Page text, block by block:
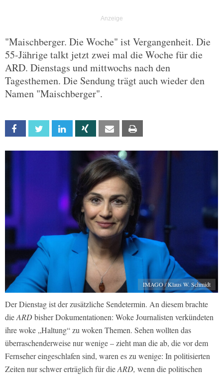
"Maischberger. Die Woche" ist Vergangenheit. Die
55-Jährige talkt jetzt zwei mal die Woche für die
ARD. Dienstags und mittwochs nach den
Tagesthemen. Die Sendung trägt auch wieder den
Namen "Maischberger".
Facebook Twitter Linkedin Xing Email
IMAGO / Klaus W. Schmidt
Der Dienstag ist der zusätzliche Sendetermin. An diesem brachte
dieARDbisher Dokumentationen: Woke Journalisten verkündeten
ihre woke „Haltung“ zu woken Themen. Sehen wollten das
überraschenderweise nur wenige – zieht man die ab, die vor dem
Fernseher eingeschlafen sind, waren es zu wenige: In politisierten
Zeiten nur schwer erträglich für dieARD, wenn die politischen